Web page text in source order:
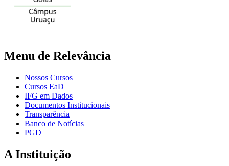
Menu de Relevância
Nossos Cursos
Cursos EaD
IFG em Dados
Documentos Institucionais
Transparência
Banco de Notícias
PGD
A Instituição